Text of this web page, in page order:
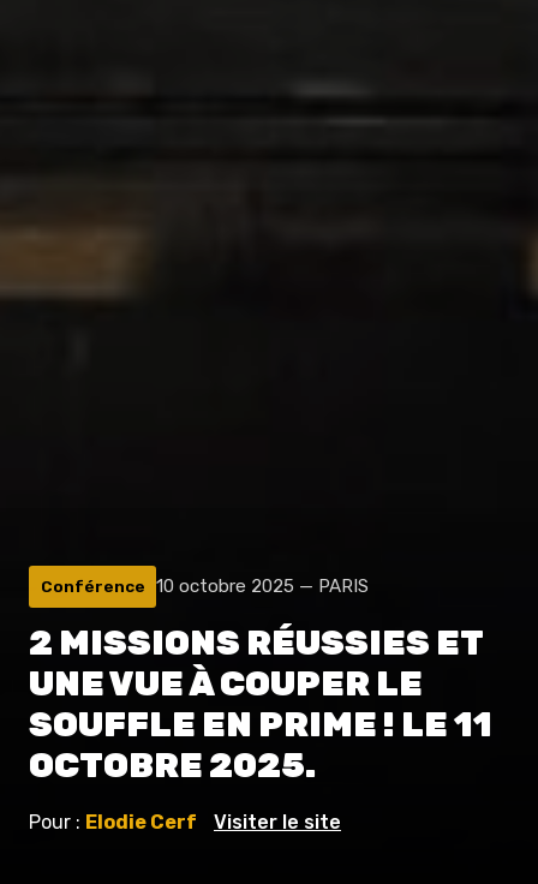
Conférence 10 octobre 2025 — PARIS
2 MISSIONS RÉUSSIES ET
UNE VUE À COUPER LE
SOUFFLE EN PRIME ! LE 11
OCTOBRE 2025.
Pour : Elodie Cerf Visiter le site